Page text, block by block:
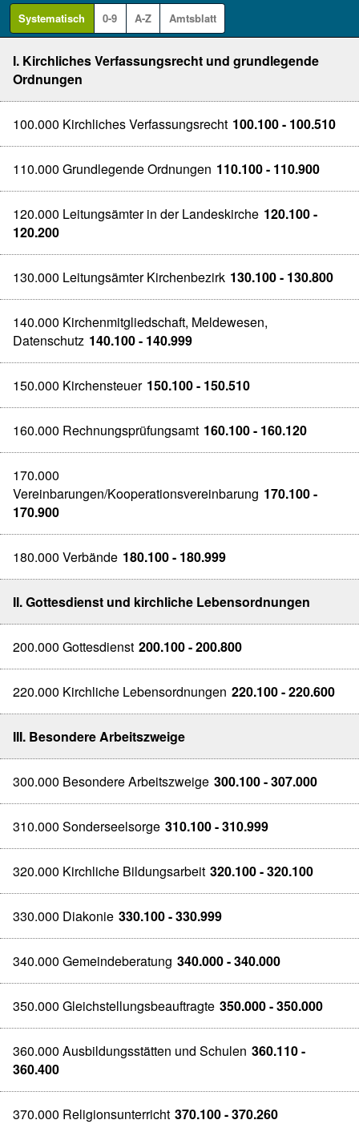
Systematisch 0-9 A-Z Amtsblatt
I. Kirchliches Verfassungsrecht und grundlegende
Ordnungen
100.000 Kirchliches Verfassungsrecht 100.100 - 100.510
110.000 Grundlegende Ordnungen 110.100 - 110.900
120.000 Leitungsämter in der Landeskirche 120.100 -
120.200
130.000 Leitungsämter Kirchenbezirk 130.100 - 130.800
140.000 Kirchenmitgliedschaft, Meldewesen,
Datenschutz 140.100 - 140.999
150.000 Kirchensteuer 150.100 - 150.510
160.000 Rechnungsprüfungsamt 160.100 - 160.120
170.000
Vereinbarungen/Kooperationsvereinbarung 170.100 -
170.900
180.000 Verbände 180.100 - 180.999
II. Gottesdienst und kirchliche Lebensordnungen
200.000 Gottesdienst 200.100 - 200.800
220.000 Kirchliche Lebensordnungen 220.100 - 220.600
III. Besondere Arbeitszweige
300.000 Besondere Arbeitszweige 300.100 - 307.000
310.000 Sonderseelsorge 310.100 - 310.999
320.000 Kirchliche Bildungsarbeit 320.100 - 320.100
330.000 Diakonie 330.100 - 330.999
340.000 Gemeindeberatung 340.000 - 340.000
350.000 Gleichstellungsbeauftragte 350.000 - 350.000
360.000 Ausbildungsstätten und Schulen 360.110 -
360.400
370.000 Religionsunterricht 370.100 - 370.260